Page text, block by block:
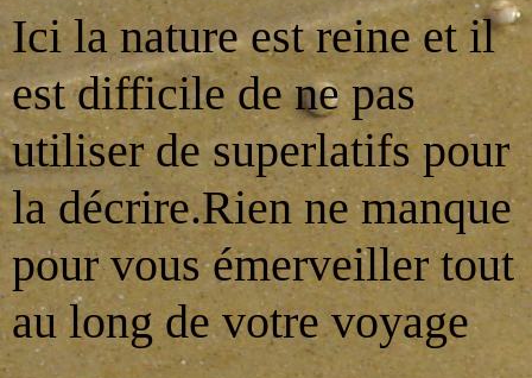
Ici la nature est reine et il
est difficile de ne pas
utiliser de superlatifs pour
la décrire.Rien ne manque
pour vous émerveiller tout
au long de votre voyage